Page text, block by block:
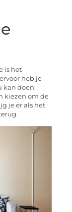
is het
heb je
kan doen.
kiezen om de
je er als het